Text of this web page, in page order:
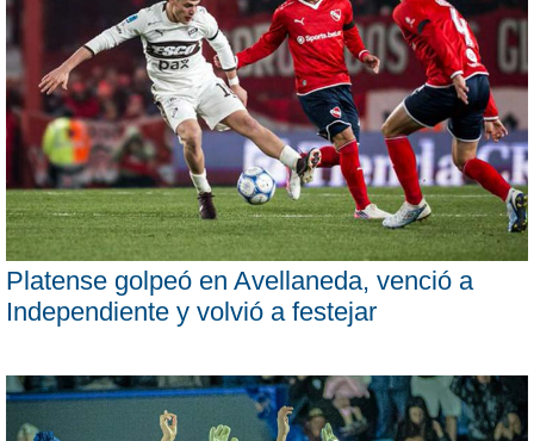
Platense golpeó en Avellaneda, venció a
Independiente y volvió a festejar